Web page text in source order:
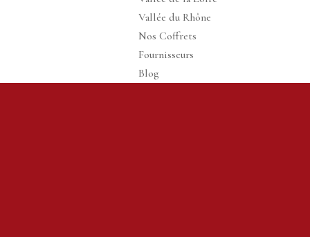
Vallée du Rhône
Nos Coffrets
Fournisseurs
Blog